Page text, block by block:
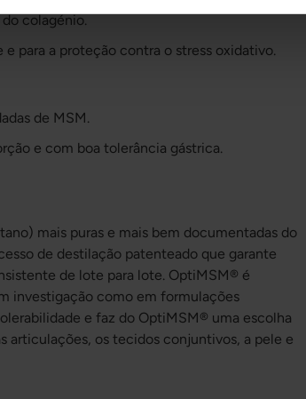
colagénio.
para a proteção contra o stress oxidativo.
de MSM.
e com boa tolerância gástrica.
mais puras e mais bem documentadas do
de destilação patenteado que garante
de lote para lote. OptiMSM® é
investigação como em formulações
e faz do OptiMSM® uma escolha
articulações, os tecidos conjuntivos, a pele e